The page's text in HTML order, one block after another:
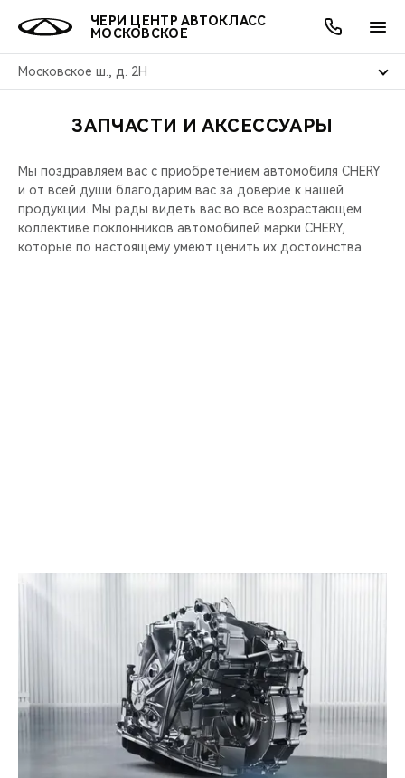
ЧЕРИ ЦЕНТР АВТОКЛАСС
МОСКОВСКОЕ
Московское ш., д. 2Н
МОДЕЛИ
ВСЕ МОДЕЛИ
КРОССОВЕРЫ
ПОКУПАТЕЛЯМ
ВЫБОР И ПОКУПКА
КРЕДИТ И СТРАХОВАНИЕ
ВЛАДЕЛЬЦАМ
СЕРВИС
ЗАПЧАСТИ И АКСЕССУАРЫ
МИР CHERY
АКСЕССУАРЫ
О БРЕНДЕ
CHERY ДЛЯ ДЕТЕЙ
АКЦИИ
ВЫГОДЫ И АКЦИИ
ОНЛАЙН СЕРВИСЫ
ВЫБОР И ПОКУПКА
КРЕДИТ
О КОМПАНИИ
О НАС
МЫ В СОЦСЕТЯХ
ЗАПЧАСТИ И АКСЕССУАРЫ
Мы поздравляем вас с приобретением автомобиля CHERY
и от всей души благодарим вас за доверие к нашей
продукции. Мы рады видеть вас во все возрастающем
коллективе поклонников автомобилей марки CHERY,
которые по настоящему умеют ценить их достоинства.